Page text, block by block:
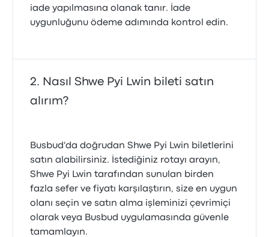
iade yapılmasına olanak tanır. İade
uygunluğunu ödeme adımında kontrol edin.
Nasıl Shwe Pyi Lwin bileti satın
alırım?
Busbud'da doğrudan Shwe Pyi Lwin biletlerini
satın alabilirsiniz. İstediğiniz rotayı arayın,
Shwe Pyi Lwin tarafından sunulan birden
fazla sefer ve fiyatı karşılaştırın, size en uygun
olanı seçin ve satın alma işleminizi çevrimiçi
olarak veya Busbud uygulamasında güvenle
tamamlayın.